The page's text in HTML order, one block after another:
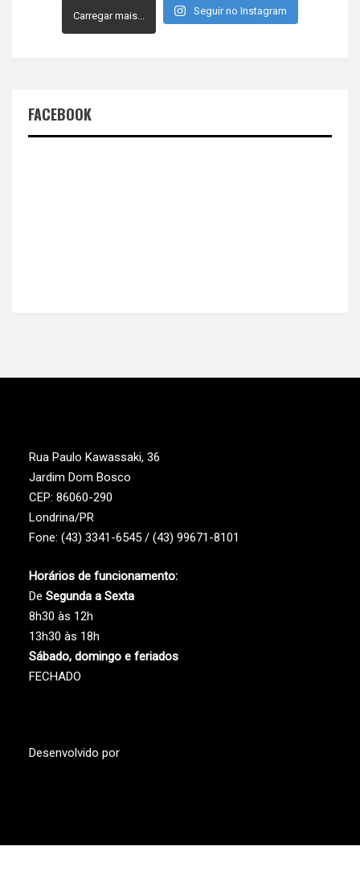
Carregar mais... Seguir no Instagram
FACEBOOK
Rua Paulo Kawassaki, 36
Jardim Dom Bosco
CEP: 86060-290
Londrina/PR
Fone: (43) 3341-6545 / (43) 99671-8101
Horários de funcionamento:
De Segunda a Sexta
8h30 às 12h
13h30 às 18h
Sábado, domingo e feriados
FECHADO
Desenvolvido por